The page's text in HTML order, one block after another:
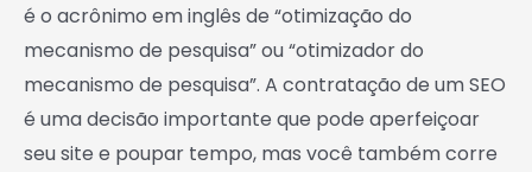
é o acrônimo em inglês de “otimização do
mecanismo de pesquisa” ou “otimizador do
mecanismo de pesquisa”. A contratação de um SEO
é uma decisão importante que pode aperfeiçoar
seu site e poupar tempo, mas você também corre